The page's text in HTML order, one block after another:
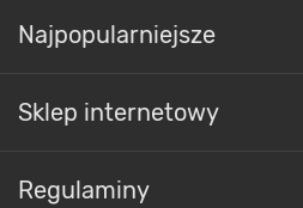
Najpopularniejsze
Sklep internetowy
Regulaminy